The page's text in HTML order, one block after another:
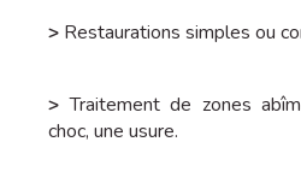
> Restaurations simples ou
> Traitement de zones
choc, une usure.